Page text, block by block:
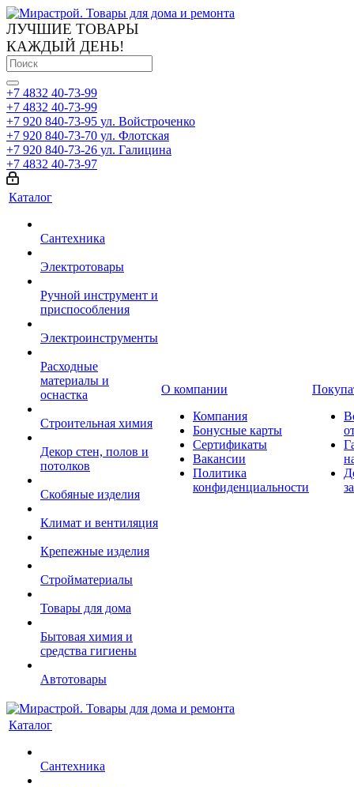
ЛУЧШИЕ ТОВАРЫ
КАЖДЫЙ ДЕНЬ!
+7 4832 40-73-99
+7 4832 40-73-99
+7 920 840-73-95 ул. Войстроченко
+7 920 840-73-70 ул. Флотская
+7 920 840-73-26 ул. Галицина
+7 4832 40-73-97
Каталог
Сантехника
Электротовары
Ручной инструмент и
приспособления
Электроинструменты
Расходные
материалы и
оснастка
Строительная химия
Декор стен, полов и
потолков
Скобяные изделия
Климат и вентиляция
Крепежные изделия
Стройматериалы
Товары для дома
Бытовая химия и
средства гигиены
Автотовары
О компании
Компания
Бонусные карты
Сертификаты
Вакансии
Политика
конфиденциальности
Каталог
Сантехника